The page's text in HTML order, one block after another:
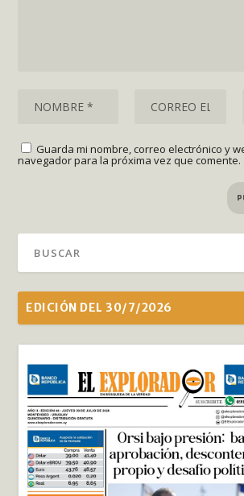
Guarda mi nombre, correo electrónico y
navegador para la próxima vez que comente.
EDICIÓN DEL 30/7/2026